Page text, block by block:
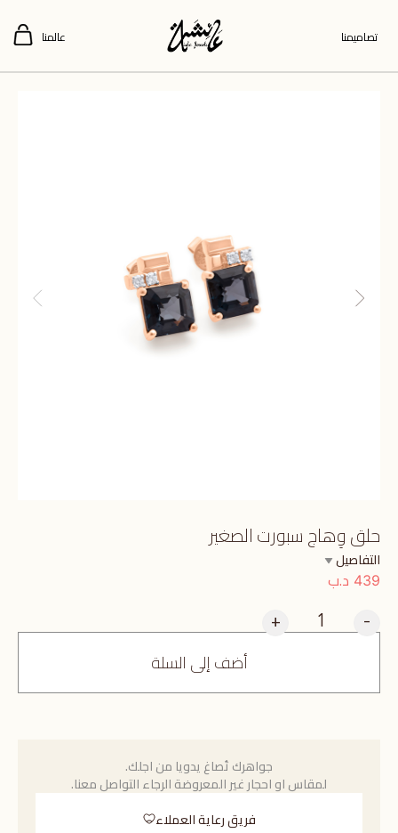
تصاميمنا عالمنا
حلق وِهاج سبورت الصغير
التفاصيل
439 د.ب
-
+
أضف إلى السلة
جواهرك تُصاغ يدويا من اجلك.
لمقاس او احجار غير المعروضة الرجاء التواصل معنا.
فريق رعاية العملاء